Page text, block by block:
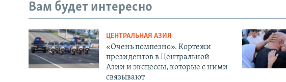
Вам будет интересно
ЦЕНТРАЛЬНАЯ АЗИЯ
«Очень помпезно». Кортежи
президентов в Центральной
Азии и эксцессы, которые с ними
связывают